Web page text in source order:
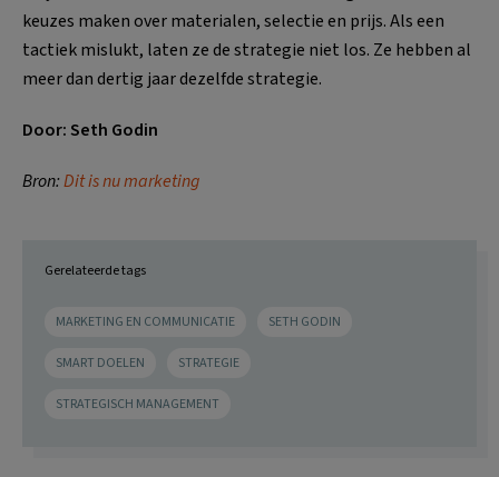
keuzes maken over materialen, selectie en prijs. Als een
tactiek mislukt, laten ze de strategie niet los. Ze hebben al
meer dan dertig jaar dezelfde strategie.
Door: Seth Godin
Bron:Dit is nu marketing
Gerelateerde tags
MARKETING EN COMMUNICATIE SETH GODIN
SMART DOELEN STRATEGIE
STRATEGISCH MANAGEMENT